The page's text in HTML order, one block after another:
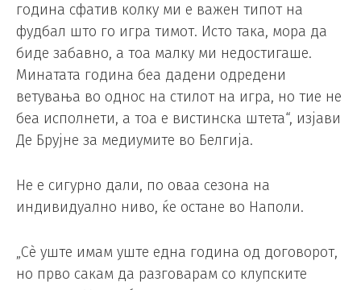
година сфатив колку ми е важен типот на
фудбал што го игра тимот. Исто така, мора да
биде забавно, а тоа малку ми недостигаше.
Минатата година беа дадени одредени
ветувања во однос на стилот на игра, но тие не
беа исполнети, а тоа е вистинска штета“, изјави
Де Брујне за медиумите во Белгија.
Не е сигурно дали, по оваа сезона на
индивидуално ниво, ќе остане во Наполи.
„Сè уште имам уште една година од договорот,
но прво сакам да разговарам со клупските